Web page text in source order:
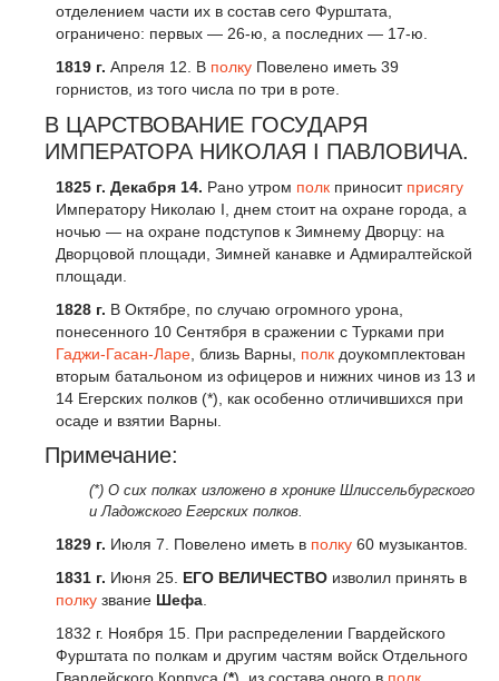
отделением части их в состав сего Фурштата,
ограничено: первых — 26-ю, а последних — 17-ю.
1819 г. Апреля 12. В полку Повелено иметь 39
горнистов, из того числа по три в роте.
В ЦАРСТВОВАНИЕ ГОСУДАРЯ
ИМПЕРАТОРА НИКОЛАЯ I ПАВЛОВИЧА.
1825 г. Декабря 14. Рано утром полк приносит присягу
Императору Николаю I, днем стоит на охране города, а
ночью — на охране подступов к Зимнему Дворцу: на
Дворцовой площади, Зимней канавке и Адмиралтейской
площади.
1828 г. В Октябре, по случаю огромного урона,
понесенного 10 Сентября в сражении с Турками при
Гаджи-Гасан-Ларе , близь Варны, полк доукомплектован
вторым батальоном из офицеров и нижних чинов из 13 и
14 Егерских полков (*), как особенно отличившихся при
осаде и взятии Варны.
Примечание:
(*) О сих полках изложено в хронике Шлиссельбургского
и Ладожского Егерских полков.
1829 г. Июля 7. Повелено иметь в полку 60 музыкантов.
1831 г. Июня 25. ЕГО ВЕЛИЧЕСТВО изволил принять в
полку звание Шефа
1832 г. Ноября 15. При распределении Гвардейского
Фурштата по полкам и другим частям войск Отдельного
Гвардейского Корпуса (*), из состава оного в полк